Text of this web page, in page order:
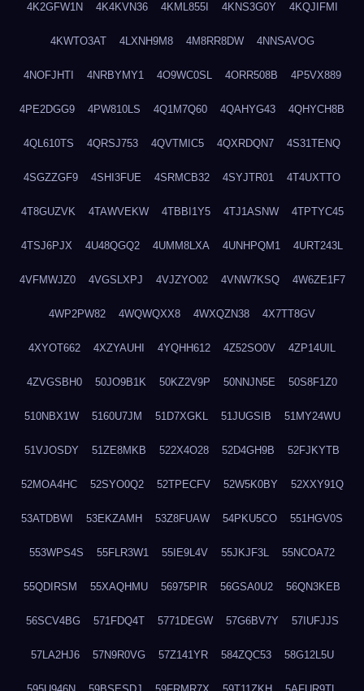
4K2GFW1N 4K4KVN36 4KML855I 4KNS3G0Y 4KQJIFMI
4KWTO3AT 4LXNH9M8 4M8RR8DW 4NNSAVOG
4NOFJHTI 4NRBYMY1 4O9WC0SL 4ORR508B 4P5VX889
4PE2DGG9 4PW810LS 4Q1M7Q60 4QAHYG43 4QHYCH8B
4QL610TS 4QRSJ753 4QVTMIC5 4QXRDQN7 4S31TENQ
4SGZZGF9 4SHI3FUE 4SRMCB32 4SYJTR01 4T4UXTTO
4T8GUZVK 4TAWVEKW 4TBBI1Y5 4TJ1ASNW 4TPTYC45
4TSJ6PJX 4U48QGQ2 4UMM8LXA 4UNHPQM1 4URT243L
4VFMWJZ0 4VGSLXPJ 4VJZYO02 4VNW7KSQ 4W6ZE1F7
4WP2PW82 4WQWQXX8 4WXQZN38 4X7TT8GV
4XYOT662 4XZYAUHI 4YQHH612 4Z52SO0V 4ZP14UIL
4ZVGSBH0 50JO9B1K 50KZ2V9P 50NNJN5E 50S8F1Z0
510NBX1W 5160U7JM 51D7XGKL 51JUGSIB 51MY24WU
51VJOSDY 51ZE8MKB 522X4O28 52D4GH9B 52FJKYTB
52MOA4HC 52SYO0Q2 52TPECFV 52W5K0BY 52XXY91Q
53ATDBWI 53EKZAMH 53Z8FUAW 54PKU5CO 551HGV0S
553WPS4S 55FLR3W1 55IE9L4V 55JKJF3L 55NCOA72
55QDIRSM 55XAQHMU 56975PIR 56GSA0U2 56QN3KEB
56SCV4BG 571FDQ4T 5771DEGW 57G6BV7Y 57IUFJJS
57LA2HJ6 57N9R0VG 57Z141YR 584ZQC53 58G12L5U